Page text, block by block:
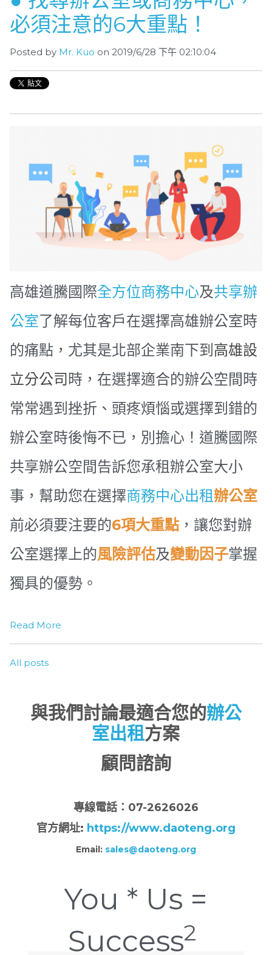
必須注意的6大重點！
Posted by Mr. Kuo on 2019/6/28 下午 02:10:04
高雄道騰國際全方位商務中心及共享辦
公室了解每位客戶在選擇高雄辦公室時
的痛點，尤其是北部企業南下到 高雄設
立分公司時，在選擇適合的辦公空間時
常常遇到挫折、頭疼煩惱或選擇到錯的
辦公室時後悔不已，別擔心！道騰國際
共享辦公空間告訴您承租辦公室大小
事，幫助您在選擇商務中心出租 辦公室
前必須要注要的6項大重點 ，讓您對辦
公室選擇上的風險評估及變動因子掌握
獨具的優勢。
Read More
All posts
與我們討論最適合您的辦公
室出租方案
顧問諮詢
專線電話：07-2626026
官方網址: https://www.daoteng.org
Email: sales@daoteng.org
You * Us =
Success2